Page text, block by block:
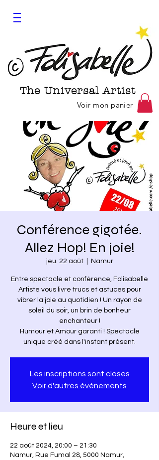
The Universal Artist
Voir mon panier
Conférence gigotée.
Allez Hop! En joie!
jeu. 22 août
  |
Namur
Entre spectacle et conférence, Folisabelle
Artiste vous livre trucs et astuces pour
vibrer la joie au quotidien ! Un rayon de
soleil du soir, un brin de bonheur
enchanteur !
Humour et Amour garanti ! Spectacle
Les inscriptions sont closes
Voir d'autres événements
Heure et lieu
22 août 2024, 20:00 – 21:30
Namur, Rue Fumal 28, 5000 Namur,